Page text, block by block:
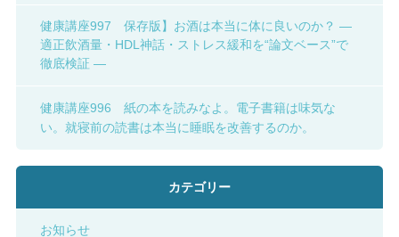
健康講座997 保存版】お酒は本当に体に良いのか？ ―
適正飲酒量・HDL神話・ストレス緩和を“論文ベース”で
徹底検証 ―
健康講座996 紙の本を読みなよ。電子書籍は味気な
い。就寝前の読書は本当に睡眠を改善するのか。
カテゴリー
お知らせ